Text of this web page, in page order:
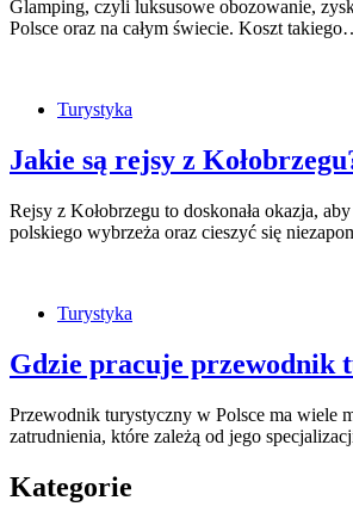
Glamping, czyli luksusowe obozowanie,
Polsce oraz na całym świecie. Koszt
Turystyka
Jakie są rejsy z
Rejsy z Kołobrzegu to doskonała okazja,
polskiego wybrzeża oraz cieszyć się
Turystyka
Gdzie pracuje przewodnik
Przewodnik turystyczny w Polsce ma wiele
zatrudnienia, które zależą od jego
Kategorie